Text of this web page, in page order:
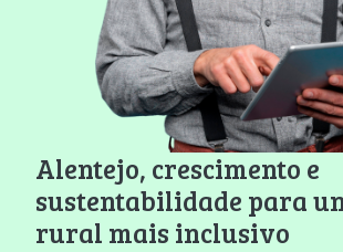
Alentejo, crescimento e
sustentabilidade para
rural mais inclusivo